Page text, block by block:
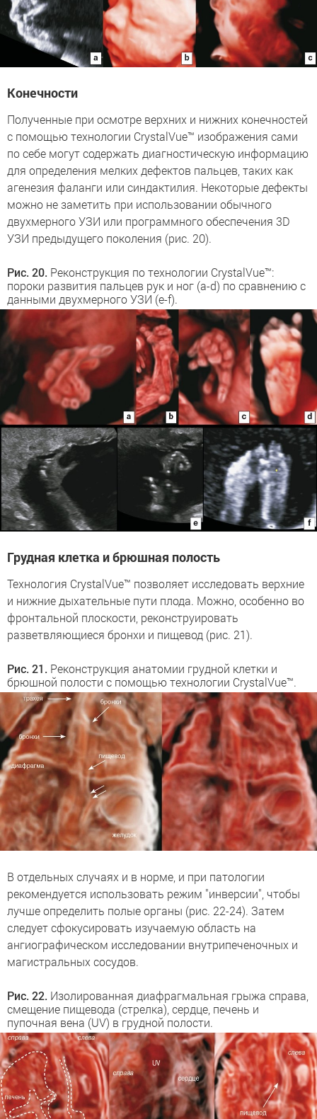
Конечности
Полученные при осмотре верхних и нижних конечностей
с помощью технологии CrystalVue™ изображения сами
по себе могут содержать диагностическую информацию
для определения мелких дефектов пальцев, таких как
агенезия фаланги или синдактилия. Некоторые дефекты
можно не заметить при использовании обычного
двухмерного УЗИ или программного обеспечения 3D
УЗИ предыдущего поколения (рис. 20).
Рис. 20. Реконструкция по технологии CrystalVue™:
пороки развития пальцев рук и ног (a-d) по сравнению с
данными двухмерного УЗИ (e-f).
Грудная клетка и брюшная полость
Технология CrystalVue™ позволяет исследовать верхние
и нижние дыхательные пути плода. Можно, особенно во
фронтальной плоскости, реконструировать
разветвляющиеся бронхи и пищевод (рис. 21).
Рис. 21. Реконструкция анатомии грудной клетки и
брюшной полости с помощью технологии CrystalVue™.
В отдельных случаях и в норме, и при патологии
рекомендуется использовать режим "инверсии", чтобы
лучше определить полые органы (рис. 22-24). Затем
следует сфокусировать изучаемую область на
ангиографическом исследовании внутрипеченочных и
магистральных сосудов.
Рис. 22. Изолированная диафрагмальная грыжа справа,
смещение пищевода (стрелка), сердце, печень и
пупочная вена (UV) в грудной полости.